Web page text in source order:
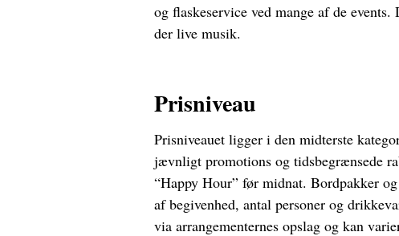
og flaskeservice ved mange af de
der live musik.
Prisniveau
Prisniveauet ligger i den midterste
jævnligt promotions og tidsbegrænsede
“Happy Hour” før midnat. Bordpakker
af begivenhed, antal personer og
via arrangementernes opslag og kan